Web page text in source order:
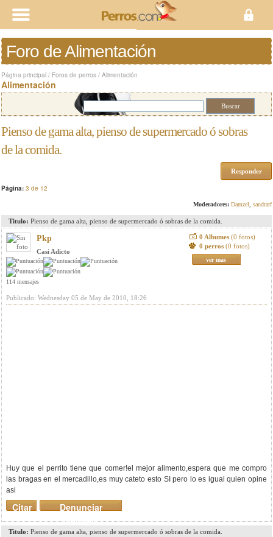
Foro de Alimentación
Página principal / Foros de perros / Alimentación
Alimentación
Pienso de gama alta, pienso de supermercado ó sobras
de la comida.
Responder
Página: 3 de 12
Moderadores: Damzel sandrarf
Titulo: Pienso de gama alta, pienso de supermercado ó sobras de la comida.
Pkp
Casi Adicto
114 mensajes
0 Albumes (0 fotos)
0 perros (0 fotos)
ver mas
Publicado: Wednesday 05 de May de 2010, 18:26
Huy que el perrito tiene que comer!el mejor alimento,espera que me compro
las bragas en el mercadillo,es muy cateto esto SI pero lo es igual quien opine
asi
Denunciar
mensaje
Citar
Titulo: Pienso de gama alta, pienso de supermercado ó sobras de la comida.